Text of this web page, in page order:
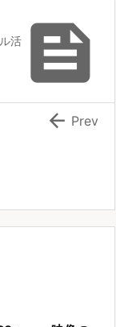

活
 Prev